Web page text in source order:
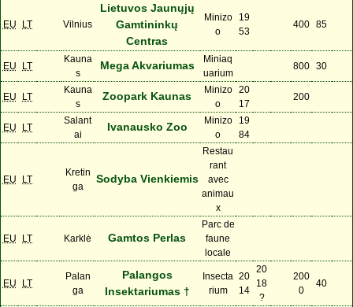
EU LT Vilnius
Lietuvos Jaunųjų
Gamtininkų
Centras
Minizo
o
19
53
400 85
EU LT
Kauna
s
Mega Akvariumas
Miniaq
uarium
800 30
EU LT
Kauna
s
Zoopark Kaunas
Minizo
o
20
17
200
EU LT
Salant
ai
Ivanausko Zoo
Minizo
o
19
84
EU LT
Kretin
ga
Sodyba Vienkiemis
Restau
rant
avec
animau
x
EU LT Karklė Gamtos Perlas
Parc de
faune
locale
EU LT
Palan
ga
Palangos
Insektariumas †
Insecta
rium
20
14
20
18
?
200
0
40